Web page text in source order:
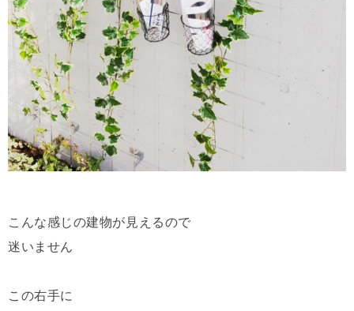
こんな感じの建物が見えるので
迷いません
この右手に